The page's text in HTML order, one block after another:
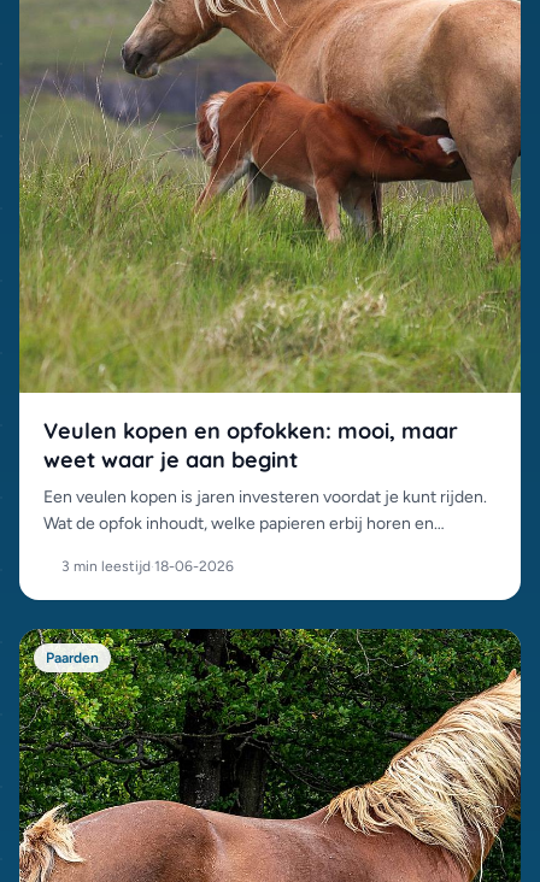
Veulen kopen en opfokken: mooi, maar
weet waar je aan begint
Een veulen kopen is jaren investeren voordat je kunt rijden.
Wat de opfok inhoudt, welke papieren erbij horen en
3 min leestijd·18-06-2026
Paarden